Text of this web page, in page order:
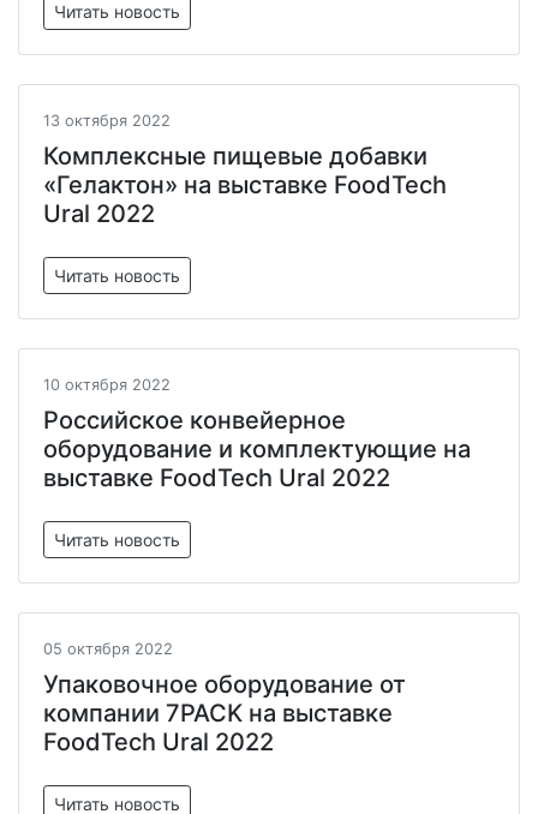
Читать новость
13 октября 2022
Комплексные пищевые добавки
«Гелактон» на выставке FoodTech
Ural 2022
Читать новость
10 октября 2022
Российское конвейерное
оборудование и комплектующие на
выставке FoodTech Ural 2022
Читать новость
05 октября 2022
Упаковочное оборудование от
компании 7PACK на выставке
FoodTech Ural 2022
Читать новость